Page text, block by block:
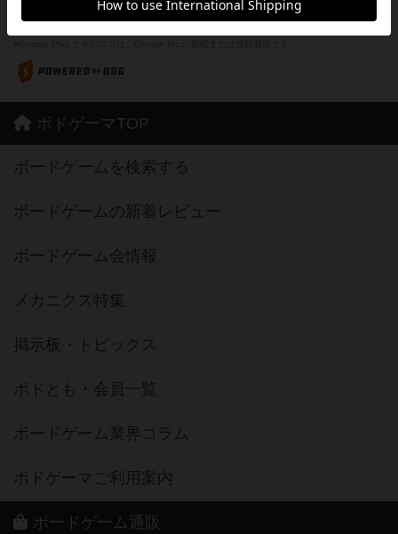
※App Store は、Apple Inc.のサービスマークです。
ボドゲーマTOP
ボードゲームを検索する
ボードゲームの新着レビュー
ボードゲーム会情報
メカニクス特集
掲示板・トピックス
ボドとも・会員一覧
ボードゲーム業界コラム
ボドゲーマご利用案内
ボードゲーム通販